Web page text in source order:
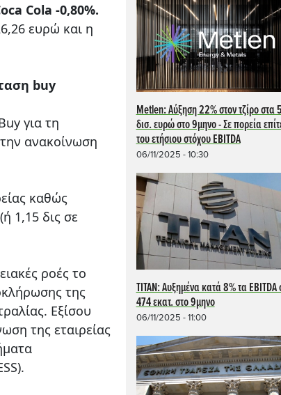
Metlen: Αύξηση 22% στον τζίρο στα
δισ. ευρώ στο 9μηνο - Σε πορεία
του ετήσιου στόχου EBITDA
06/11/2025 - 10:30
TITAN: Αυξημένα κατά 8% τα EBITDA
474 εκατ. στο 9μηνο
06/11/2025 - 11:00
Cola -0,80%.
ευρώ και η
buy
για τη
ανακοίνωση
καθώς
(ή 1,15 δις σε
ροές το
της
Εξίσου
της εταιρείας